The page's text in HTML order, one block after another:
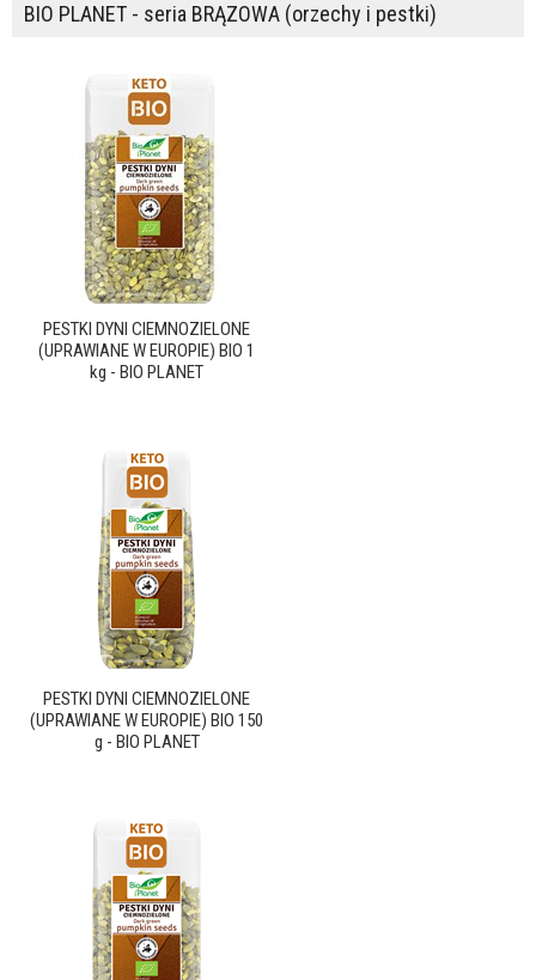
BIO PLANET - seria BRĄZOWA (orzechy i pestki)
PESTKI DYNI CIEMNOZIELONE
(UPRAWIANE W EUROPIE) BIO 1
kg - BIO PLANET
PESTKI DYNI CIEMNOZIELONE
(UPRAWIANE W EUROPIE) BIO 150
g - BIO PLANET